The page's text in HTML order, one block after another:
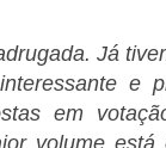
Já
e
em
volume está